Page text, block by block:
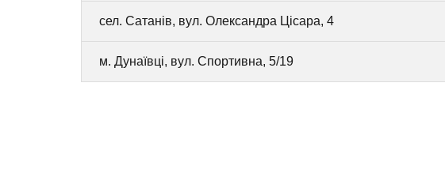
сел. Сатанів, вул. Олександра Цісара, 4
м. Дунаївці, вул. Спортивна, 5/19